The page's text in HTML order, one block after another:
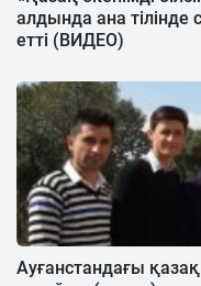
алдында ана тілінде
етті (ВИДЕО)
Ауғанстандағы